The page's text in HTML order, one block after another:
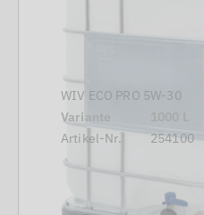
WIV ECO PRO 5W-30
Variante
Artikel-Nr.
254100